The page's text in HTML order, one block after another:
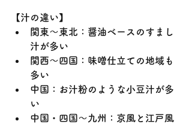
【汁の違い】
関東～東北：醤油ベースのすまし
汁が多い
関西～四国：味噌仕立ての地域も
多い
中国：お汁粉のような小豆汁が多
い
中国・四国～九州：京風と江戸風